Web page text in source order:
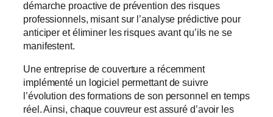
démarche proactive de prévention des risques
professionnels, misant sur l’analyse prédictive pour
anticiper et éliminer les risques avant qu’ils ne se
manifestent.
Une entreprise de couverture a récemment
implémenté un logiciel permettant de suivre
l’évolution des formations de son personnel en temps
réel. Ainsi, chaque couvreur est assuré d’avoir les